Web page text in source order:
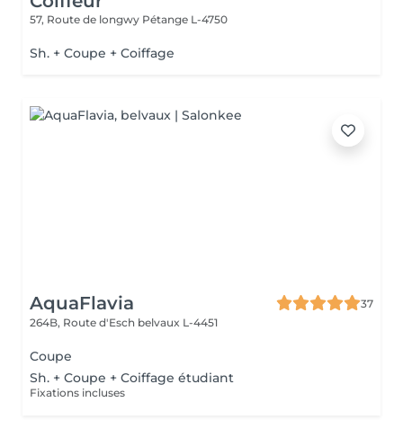
57, Route de longwy Pétange L-4750
Sh. + Coupe + Coiffage
AquaFlavia
37
264B, Route d'Esch belvaux L-4451
Coupe
Sh. + Coupe + Coiffage étudiant
Fixations incluses